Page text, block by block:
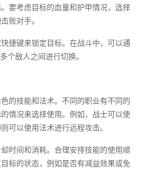
要考虑目标的血量和护甲情况，选择
败对手。
捷键来锁定目标。在战斗中，可以通
个敌人之间进行切换。
的技能和法术。不同的职业有不同的
情况来选择使用。例如，战士可以使
可以使用法术进行远程攻击。
时间和消耗。合理安排技能的使用顺
标的状态，例如是否有减益效果或免